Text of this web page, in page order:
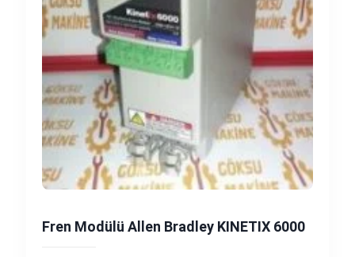
Fren Modülü Allen Bradley KINETIX 6000